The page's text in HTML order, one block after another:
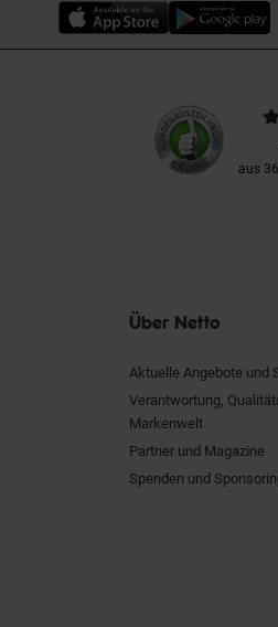
Unsere
aus
Über Netto
Aktuelle Angebote und
Verantwortung,
Markenwelt
Partner und Magazine
Spenden und